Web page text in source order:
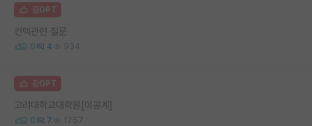
김GPT
컨텍관련 질문
0 4 934
김GPT
고려대학교대학원[이공계]
0 7 1757